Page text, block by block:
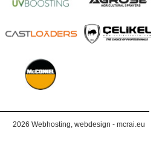
2026 Webhosting, webdesign - mcrai.eu